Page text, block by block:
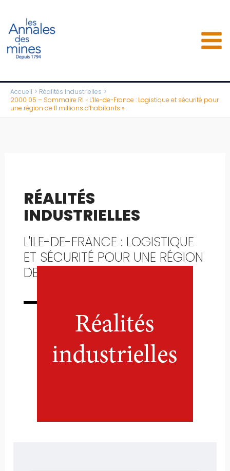
contenu
Accueil
Réalités Industrielles
2000 05 – Sommaire RI « L’Ile-de-France : Logistique et sécurité pour
une région de 11 millions d’habitants »
RÉALITÉS
INDUSTRIELLES
L'ILE-DE-FRANCE : LOGISTIQUE
ET SÉCURITÉ POUR UNE RÉGION
DE 11 MILLIONS D'HABITANTS